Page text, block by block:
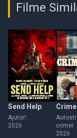
Filme
Send Help
Ajutor!
2026
Crime
crimei
2026